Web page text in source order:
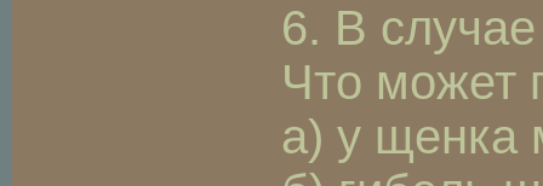
6. В
Что может
а) у щенка